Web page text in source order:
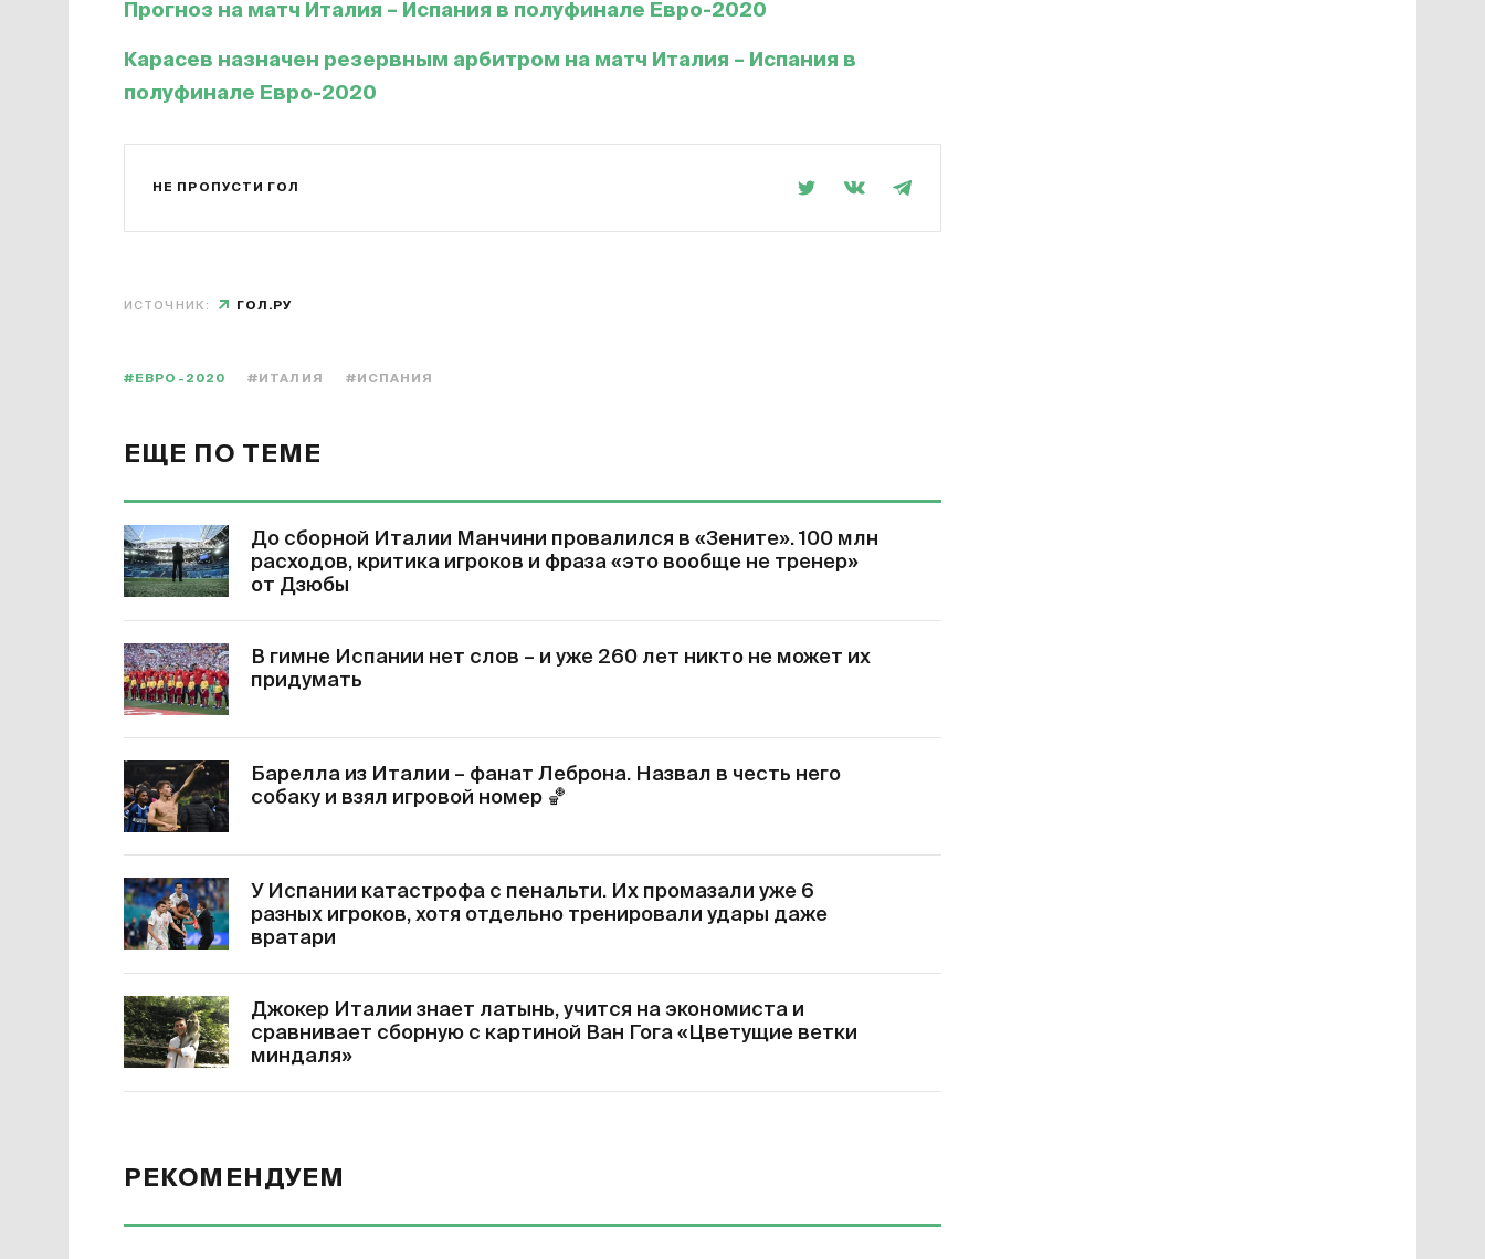
Прогноз на матч Италия – Испания в полуфинале Евро-2020
Карасев назначен резервным арбитром на матч Италия – Испания в
полуфинале Евро-2020
НЕ ПРОПУСТИ ГОЛ
ИСТОЧНИК: ГОЛ.РУ
#ЕВРО-2020 #ИТАЛИЯ #ИСПАНИЯ
ЕЩЕ ПО ТЕМЕ
До сборной Италии Манчини провалился в «Зените». 100 млн
расходов, критика игроков и фраза «это вообще не тренер»
от Дзюбы
В гимне Испании нет слов – и уже 260 лет никто не может их
придумать
Барелла из Италии – фанат Леброна. Назвал в честь него
собаку и взял игровой номер 🏀
У Испании катастрофа с пенальти. Их промазали уже 6
разных игроков, хотя отдельно тренировали удары даже
вратари
Джокер Италии знает латынь, учится на экономиста и
сравнивает сборную с картиной Ван Гога «Цветущие ветки
миндаля»
РЕКОМЕНДУЕМ